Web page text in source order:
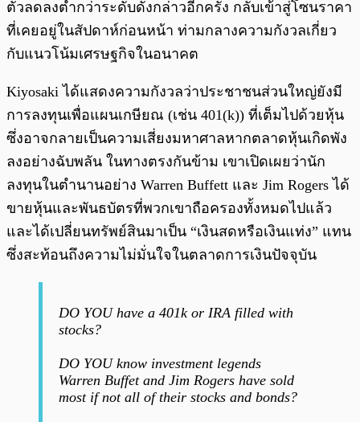
ตัวลดลงต่ำกว่าระดับดังกล่าวอีกครั้ง กลับเข้าสู่โซนราคา
ที่เคยอยู่ในสัปดาห์ก่อนหน้า ท่ามกลางความกังวลเกี่ยว
กับแนวโน้มเศรษฐกิจในอนาคต
Kiyosaki ได้แสดงความกังวลว่าประชาชนส่วนใหญ่ยังมี
การลงทุนเพื่อแผนเกษียณ (เช่น 401(k)) ที่เต็มไปด้วยหุ้น
ซึ่งอาจกลายเป็นความเสี่ยงมหาศาลหากตลาดหุ้นเกิดพัง
ลงอย่างฉับพลัน ในทางตรงกันข้าม เขาเปิดเผยว่านัก
ลงทุนในตำนานอย่าง Warren Buffett และ Jim Rogers ได้
ขายหุ้นและพันธบัตรที่พวกเขาถือครองทั้งหมดไปแล้ว
และได้เปลี่ยนทรัพย์สินมาเป็น “เงินสดหรือเงินแท่ง” แทน
ซึ่งสะท้อนถึงความไม่มั่นใจในตลาดการเงินปัจจุบัน
DO YOU have a 401k or IRA filled with
stocks?
DO YOU know investment legends
Warren Buffet and Jim Rogers have sold
most if not all of their stocks and bonds?